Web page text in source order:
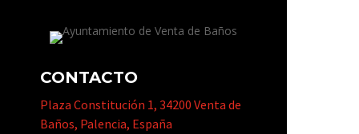
CONTACTO
Plaza Constitución 1, 34200 Venta de
Baños, Palencia, España